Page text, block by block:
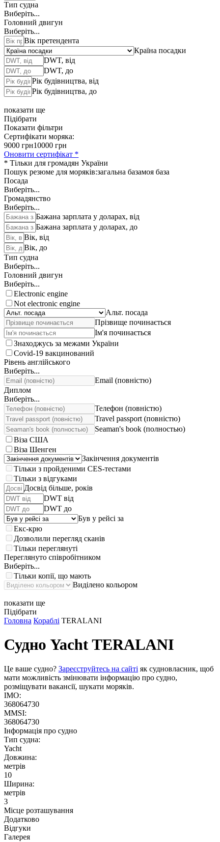
Тип судна
Виберіть...
Головний двигун
Виберіть...
Вік претендента
Країна посадки
DWT, від
DWT, до
Рік будівництва, від
Рік будівництва, до
показати ще
Підібрати
Показати фільтри
Сертифікати моряка:
9000 грн10000 грн
Оновити сертифікат *
* Тільки для громадян України
Пошук резюме для моряків:загальна базамоя база
Посада
Виберіть...
Громадянство
Виберіть...
Бажана зарплата у доларах, від
Бажана зарплата у доларах, до
Вік, від
Вік, до
Тип судна
Виберіть...
Головний двигун
Виберіть...
Electronic engine
Not electronic engine
Альт. посада
Прізвище починається
Ім'я починається
Знаходжусь за межами України
Covid-19 вакцинований
Рівень англійського
Виберіть...
Email (повністю)
Диплом
Виберіть...
Телефон (повністю)
Travel passport (повністю)
Seaman's book (полностью)
Віза США
Віза Шенген
Закінчення документів
Тільки з пройденими CES-тестами
Тільки з відгуками
Досвід більше, років
DWT від
DWT до
Був у рейсі за
Екс-крю
Дозволили перегляд сканів
Тільки переглянуті
Переглянуто співробітником
Виберіть...
Тільки копії, що мають
Виділено кольором
показати ще
Підібрати
Головна Кораблі TERALANI
Судно YachtTERALANI
Це ваше судно? Зареєструйтесь на сайті як судновласник, щоб
мати можливість змінювати інформацію про судно,
розміщувати вакансії, шукати моряків.
IMO:
368064730
MMSI:
368064730
Інформація про судно
Тип судна:
Yacht
Довжина:
метрів
10
Ширина:
метрів
3
Місце розташування
Додатково
Відгуки
Галерея